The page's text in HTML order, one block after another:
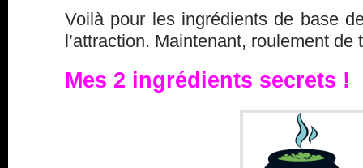
Voilà pour les ingrédients de base
l’attraction. Maintenant, roulement
Mes 2 ingrédients secrets !